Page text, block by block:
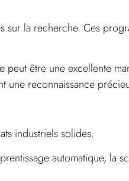
sur la recherche. Ces
être une excellente
une reconnaissance
industriels solides.
automatique, la